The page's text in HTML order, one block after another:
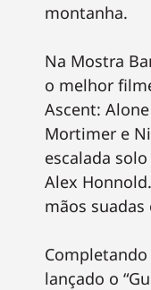
montanha.
Na Mostra
o melhor
Ascent:
Mortimer e
escalada
Alex
mãos
lançado o